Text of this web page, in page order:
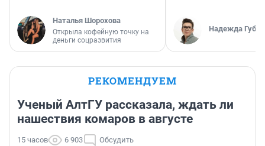
Наталья Шорохова
Открыла кофейную точку на
деньги соцразвития
Надежда
РЕКОМЕНДУЕМ
Ученый АлтГУ рассказала, ждать ли
нашествия комаров в августе
15 часов 6 903 Обсудить